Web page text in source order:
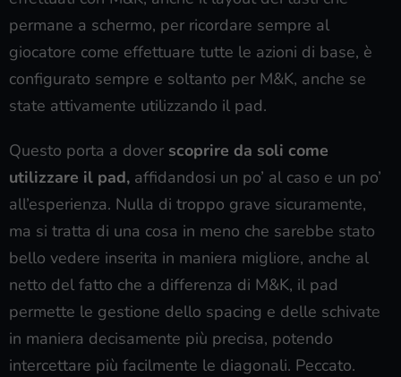
permane a schermo, per ricordare sempre al
giocatore come effettuare tutte le azioni di base, è
configurato sempre e soltanto per M&K, anche se
state attivamente utilizzando il pad.
Questo porta a dover scoprire da soli come
utilizzare il pad, affidandosi un po’ al caso e un po’
all’esperienza. Nulla di troppo grave sicuramente,
ma si tratta di una cosa in meno che sarebbe stato
bello vedere inserita in maniera migliore, anche al
netto del fatto che a differenza di M&K, il pad
permette le gestione dello spacing e delle schivate
in maniera decisamente più precisa, potendo
intercettare più facilmente le diagonali. Peccato.